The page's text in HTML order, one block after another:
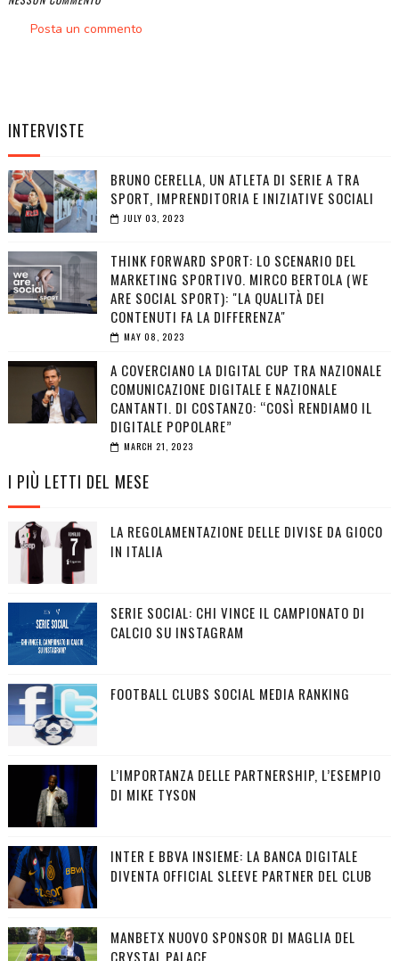
Posta un commento
INTERVISTE
BRUNO CERELLA, UN ATLETA DI SERIE A TRA
SPORT, IMPRENDITORIA E INIZIATIVE SOCIALI
JULY 03, 2023
THINK FORWARD SPORT: LO SCENARIO DEL
MARKETING SPORTIVO. MIRCO BERTOLA (WE
ARE SOCIAL SPORT): "LA QUALITÀ DEI
CONTENUTI FA LA DIFFERENZA"
MAY 08, 2023
A COVERCIANO LA DIGITAL CUP TRA NAZIONALE
COMUNICAZIONE DIGITALE E NAZIONALE
CANTANTI. DI COSTANZO: “COSÌ RENDIAMO IL
DIGITALE POPOLARE”
MARCH 21, 2023
I PIÙ LETTI DEL MESE
LA REGOLAMENTAZIONE DELLE DIVISE DA GIOCO
IN ITALIA
SERIE SOCIAL: CHI VINCE IL CAMPIONATO DI
CALCIO SU INSTAGRAM
FOOTBALL CLUBS SOCIAL MEDIA RANKING
L’IMPORTANZA DELLE PARTNERSHIP, L’ESEMPIO
DI MIKE TYSON
INTER E BBVA INSIEME: LA BANCA DIGITALE
DIVENTA OFFICIAL SLEEVE PARTNER DEL CLUB
MANBETX NUOVO SPONSOR DI MAGLIA DEL
CRYSTAL PALACE